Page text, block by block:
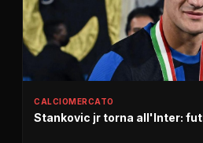
CALCIOMERCATO
Stankovic jr torna all'Inter: